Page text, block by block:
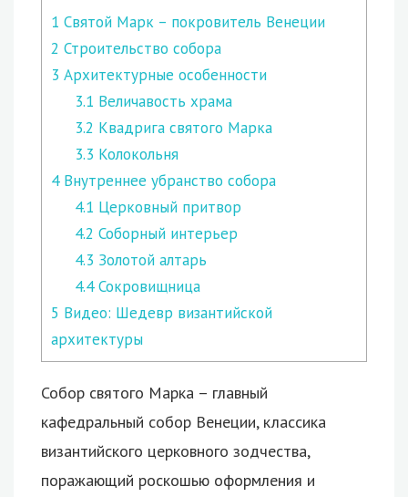
1 Святой Марк – покровитель Венеции
2 Строительство собора
3 Архитектурные особенности
3.1 Величавость храма
3.2 Квадрига святого Марка
3.3 Колокольня
4Внутреннее убранство собора
4.1 Церковный притвор
4.2 Соборный интерьер
4.3 Золотой алтарь
4.4Сокровищница
5 Видео: Шедевр византийской
архитектуры
Собор святого Марка – главный
кафедральный собор Венеции, классика
византийского церковного зодчества,
поражающий роскошью оформления и